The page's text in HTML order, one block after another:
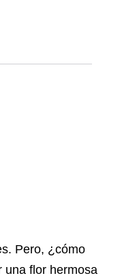
Pero, ¿cómo
una flor hermosa